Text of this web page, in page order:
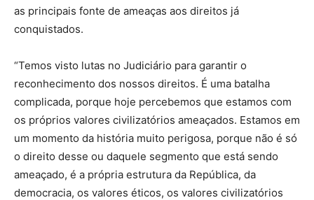
as principais fonte de ameaças aos direitos já
conquistados.
“Temos visto lutas no Judiciário para garantir o
reconhecimento dos nossos direitos. É uma batalha
complicada, porque hoje percebemos que estamos com
os próprios valores civilizatórios ameaçados. Estamos em
um momento da história muito perigosa, porque não é só
o direito desse ou daquele segmento que está sendo
ameaçado, é a própria estrutura da República, da
democracia, os valores éticos, os valores civilizatórios